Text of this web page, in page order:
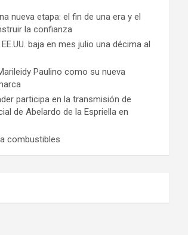
nueva etapa: el fin de una era y el
la confianza
baja en mes julio una décima al
Paulino como su nueva
participa en la transmisión de
de Abelardo de la Espriella en
combustibles